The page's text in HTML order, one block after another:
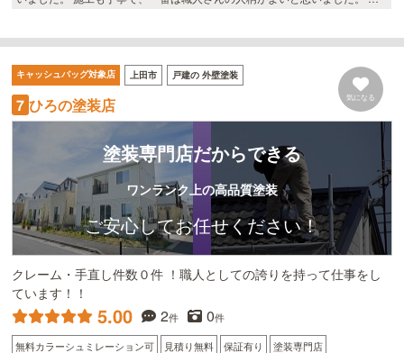
ることとなるので、その会社の人柄は大切にしたいものです。
キャッシュバッグ対象店 上田市 戸建の 外壁塗装
7 ひろの塗装店 気になる
塗装専門店だからできる
ワンランク上の高品質塗装
ご安心してお任せください！
クレーム・手直し件数０件 ！職人としての誇りを持って仕事をし
ています！！
5.00 2件 0件
無料カラーシュミレーション可 見積り無料 保証有り 塗装専門店